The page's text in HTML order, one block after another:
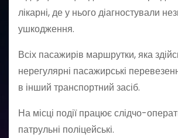
лікарні, де у нього діагностували
ушкодження.
Всіх пасажирів маршрутки, яка
нерегулярні пасажирські
в інший транспортний засіб.
На місці події працює слідчо-
патрульні поліцейські.